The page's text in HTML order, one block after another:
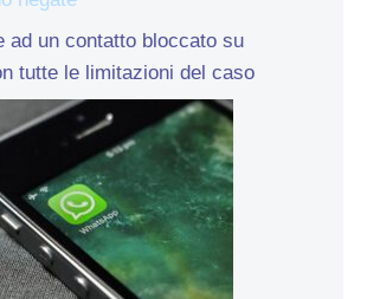
ad un contatto bloccato su
tutte le limitazioni del caso